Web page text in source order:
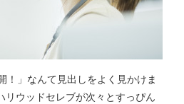
！」なんて見出しをよく見かけま
リウッドセレブが次々とすっぴん